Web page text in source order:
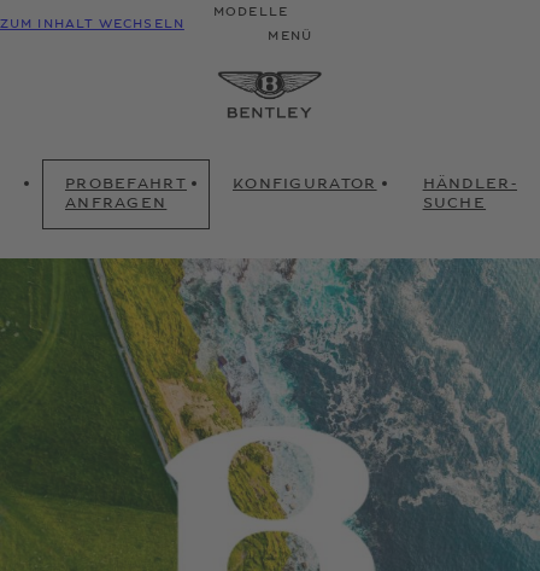
ZUM INHALT WECHSELN
MODELLE
MENÜ
PROBEFAHRT
ANFRAGEN
KONFIGURATOR
HÄNDLER-
SUCHE